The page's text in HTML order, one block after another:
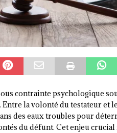
contrainte psychologique
Entre la volonté du testateur et
des eaux troubles pour
du défunt. Cet enjeu